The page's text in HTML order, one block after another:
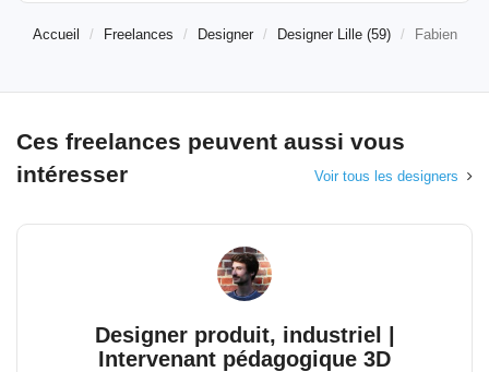
Accueil Freelances Designer Designer Lille (59) Fabien
Ces freelances peuvent aussi vous
intéresser
Voir tous les designers
Designer produit, industriel |
Intervenant pédagogique 3D